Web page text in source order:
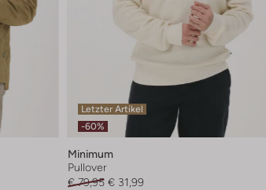
Letzter Artikel
-60%
Minimum
Pullover
€ 79,95 € 31,99